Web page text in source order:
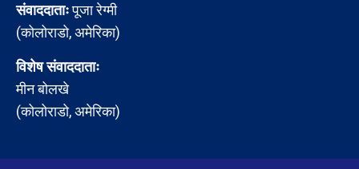
संवाददाताःपूजा रेग्मी
(कोलोराडो, अमेरिका)
विशेष संवाददाताः
मीन बोलखे
(कोलोराडो, अमेरिका)